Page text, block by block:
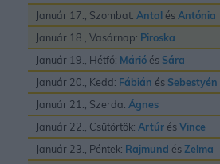
Január 17., Szombat: Antal ésAntónia
Január 18., Vasárnap: Piroska
Január 19., Hétfő: Márió és Sára
Január 20., Kedd: Fábián és Sebestyén
Január 21., Szerda: Ágnes
Január 22., Csütörtök: Artúr ésVince
Január 23., Péntek: Rajmund ésZelma